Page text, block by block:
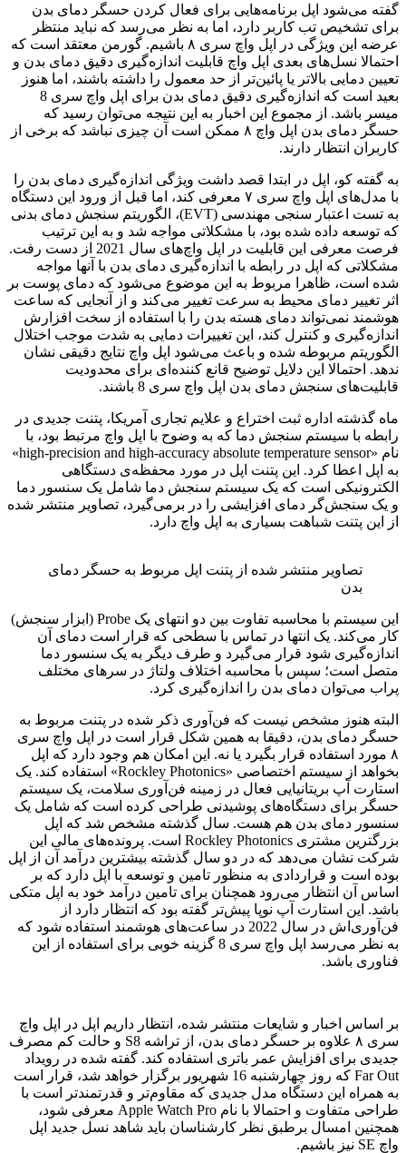
گفته می‌شود اپل برنامه‌هایی برای فعال کردن حسگر دمای بدن
برای تشخیص تب کاربر دارد، اما به نظر می‌رسد که نباید منتظر
عرضه این ویژگی در اپل واچ سری ۸ باشیم. گورمن معتقد است که
احتمالا نسل‌های بعدی اپل واچ قابلیت اندازه‌گیری دقیق دمای بدن و
تعیین دمایی بالاتر یا پائین‌تر از حد معمول را داشته باشند، اما هنوز
بعید است که اندازه‌گیری دقیق دمای بدن برای اپل واچ سری 8
میسر باشد. از مجموع این اخبار به این نتیجه می‌توان رسید که
حسگر دمای بدن اپل واچ ۸ ممکن است آن چیزی نباشد که برخی از
کاربران انتظار دارند.
به گفته کو، اپل در ابتدا قصد داشت ویژگی اندازه‌گیری دمای بدن را
با مدل‌های اپل واچ سری ۷ معرفی کند، اما قبل از ورود این دستگاه
به تست اعتبار سنجی مهندسی (EVT)، الگوریتم سنجش دمای بدنی
که توسعه داده شده بود، با مشکلاتی مواجه شد و به این ترتیب
فرصت معرفی این قابلیت در اپل واچ‌های سال 2021 از دست رفت.
مشکلاتی که اپل در رابطه با اندازه‌گیری دمای بدن با آنها مواجه
شده است، ظاهرا مربوط به این موضوع می‌شود که دمای پوست بر
اثر تغییر دمای محیط به سرعت تغییر می‌کند و از آنجایی که ساعت
هوشمند نمی‌تواند دمای هسته بدن را با استفاده از سخت افزارش
اندازه‌گیری و کنترل کند، این تغییرات دمایی به شدت موجب اختلال
الگوریتم مربوطه شده و باعث می‌شود اپل واچ نتایج دقیقی نشان
ندهد. احتمالا این دلایل توضیح قانع کننده‌ای برای محدودیت
قابلیت‌های سنجش دمای بدن اپل واچ سری 8 باشند.
ماه گذشته اداره ثبت اختراع و علایم تجاری آمریکا، پتنت جدیدی در
رابطه با سیستم سنجش دما که به وضوح با اپل واچ مرتبط بود، با
نام «high-precision and high-accuracy absolute temperature sensor»
به اپل اعطا کرد. این پتنت اپل در مورد محفظه‌ی دستگاهی
الکترونیکی است که یک سیستم سنجش دما شامل یک سنسور دما
و یک سنجش‌گر دمای افزایشی را در برمی‌گیرد، تصاویر منتشر شده
از این پتنت شباهت بسیاری به اپل واچ دارد.
تصاویر منتشر شده از پتنت اپل مربوط به حسگر دمای
بدن
این سیستم با محاسبه تفاوت بین دو انتهای یک Probe (ابزار سنجش)
کار می‌کند. یک انتها در تماس با سطحی که قرار است دمای آن
اندازه‌گیری شود قرار می‌گیرد و طرف دیگر به یک سنسور دما
متصل است؛ سپس با محاسبه اختلاف ولتاژ در سرهای مختلف
پراب می‌توان دمای بدن را اندازه‌گیری کرد.
البته هنوز مشخص نیست که فن‌آوری ذکر شده در پتنت مربوط به
حسگر دمای بدن، دقیقا به همین شکل قرار است در اپل واچ سری
۸ مورد استفاده قرار بگیرد یا نه. این امکان هم وجود دارد که اپل
بخواهد از سیستم اختصاصی «Rockley Photonics» استفاده کند. یک
استارت آپ بریتانیایی فعال در زمینه فن‌آوری سلامت، یک سیستم
حسگر برای دستگاه‌های پوشیدنی طراحی کرده است که شامل یک
سنسور دمای بدن هم هست. سال گذشته مشخص شد که اپل
بزرگترین مشتری Rockley Photonics است. پرونده‌های مالی این
شرکت نشان می‌دهد که در دو سال گذشته بیشترین درآمد آن از اپل
بوده است و قراردادی به منظور تامین و توسعه با اپل دارد که بر
اساس آن انتظار می‌رود همچنان برای تامین درآمد خود به اپل متکی
باشد. این استارت آپ نوپا پیش‌تر گفته بود که انتظار دارد از
فن‌آوری‌اش در سال 2022 در ساعت‌های هوشمند استفاده شود که
به نظر می‌رسد اپل واچ سری 8 گزینه خوبی برای استفاده از این
فناوری باشد.
بر اساس اخبار و شایعات منتشر شده، انتظار داریم اپل در اپل واچ
سری ۸ علاوه بر حسگر دمای بدن، از تراشه S8 و حالت کم مصرف
جدیدی برای افزایش عمر باتری استفاده کند. گفته شده در رویداد
Far Out که روز چهارشنبه 16 شهریور برگزار خواهد شد، قرار است
به همراه این دستگاه مدل جدیدی که مقاوم‌تر و قدرتمندتر است با
طراحی متفاوت و احتمالا با نام Apple Watch Pro معرفی شود،
همچنین امسال برطبق نظر کارشناسان باید شاهد نسل جدید اپل
واچ SE نیز باشیم.